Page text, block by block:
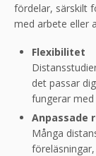
fördelar, särskilt
med arbete eller
Flexibilitet
det passar
fungerar
Anpassade
Många